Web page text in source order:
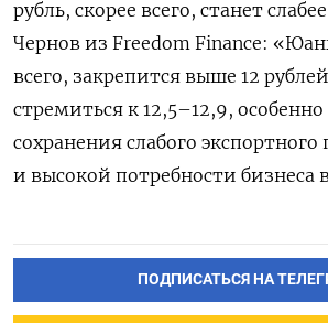
рубль, скорее всего, станет
Чернов из Freedom Finance:
всего, закрепится выше 12
стремиться к 12,5–12,9, особенно
сохранения слабого
и высокой потребности бизнеса
ПОДПИСАТЬСЯ НА